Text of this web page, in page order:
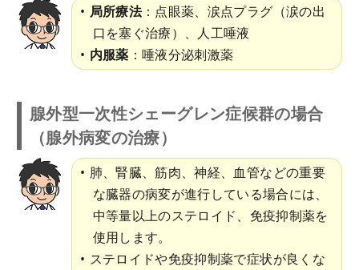
局所療法：点眼薬、涙点プラグ（涙の出
口を塞ぐ治療）、人工唾液
内服薬 ：唾液分泌刺激薬
腺外型一次性シェーグレン症候群の場合
（腺外病変の治療）
肺、腎臓、筋肉、神経、血管などの重要
な臓器の病変が進行している場合には、
中等量以上のステロイド、免疫抑制薬を
使用します。
ステロイドや免疫抑制薬で症状が良くな